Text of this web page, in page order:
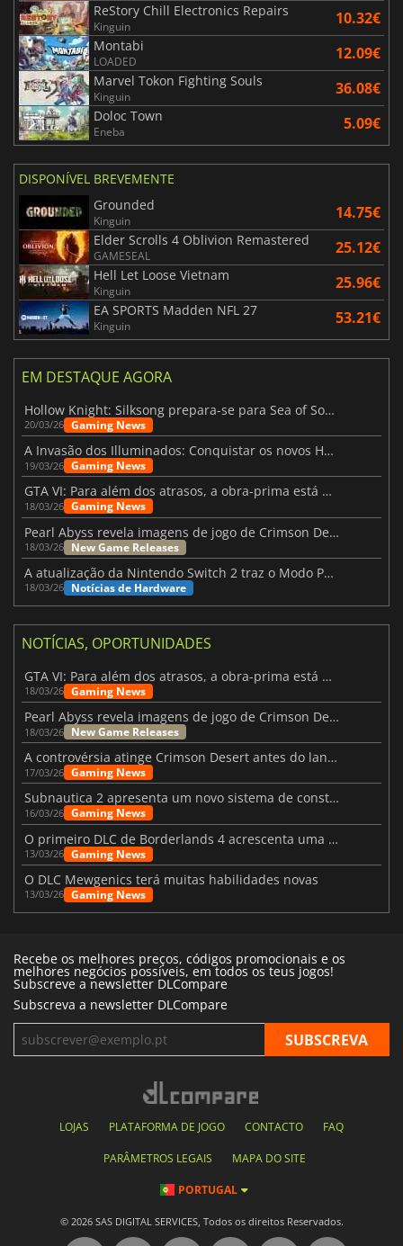
ReStory Chill Electronics Repairs
Kinguin 10.32€
Montabi
LOADED 12.09€
Marvel Tokon Fighting Souls
Kinguin 36.08€
Doloc Town
Eneba 5.09€
DISPONÍVEL BREVEMENTE
Grounded
Kinguin 14.75€
Elder Scrolls 4 Oblivion Remastered
GAMESEAL 25.12€
Hell Let Loose Vietnam
Kinguin 25.96€
EA SPORTS Madden NFL 27
Kinguin 53.21€
EM DESTAQUE AGORA
Hollow Knight: Silksong prepara-se para Sea of Sorrow com um patch
20/03/26 Gaming News
A Invasão dos Illuminados: Conquistar os novos Helldivers 2 Atualização!
19/03/26 Gaming News
GTA VI: Para além dos atrasos, a obra-prima está quase a chegar
18/03/26 Gaming News
Pearl Abyss revela imagens de jogo de Crimson Desert para a PS5
18/03/26 New Game Releases
A atualização da Nintendo Switch 2 traz o Modo Portátil aos jogos mais antigos da Switch
18/03/26 Notícias de Hardware
NOTÍCIAS, OPORTUNIDADES
GTA VI: Para além dos atrasos, a obra-prima está quase a chegar
18/03/26 Gaming News
Pearl Abyss revela imagens de jogo de Crimson Desert para a PS5
18/03/26 New Game Releases
A controvérsia atinge Crimson Desert antes do lançamento
17/03/26 Gaming News
Subnautica 2 apresenta um novo sistema de construção de bases
16/03/26 Gaming News
O primeiro DLC de Borderlands 4 acrescenta uma nova personagem e muito mais
13/03/26 Gaming News
O DLC Mewgenics terá muitas habilidades novas
13/03/26 Gaming News
Recebe os melhores preços, códigos promocionais e os
melhores negócios possíveis, em todos os teus jogos!
Subscreve a newsletter DLCompare
Subscreva a newsletter DLCompare
LOJAS PLATAFORMA DE JOGO CONTACTO FAQ
PARÂMETROS LEGAIS MAPA DO SITE
PORTUGAL
© 2026 SAS DIGITAL SERVICES, Todos os direitos Reservados.